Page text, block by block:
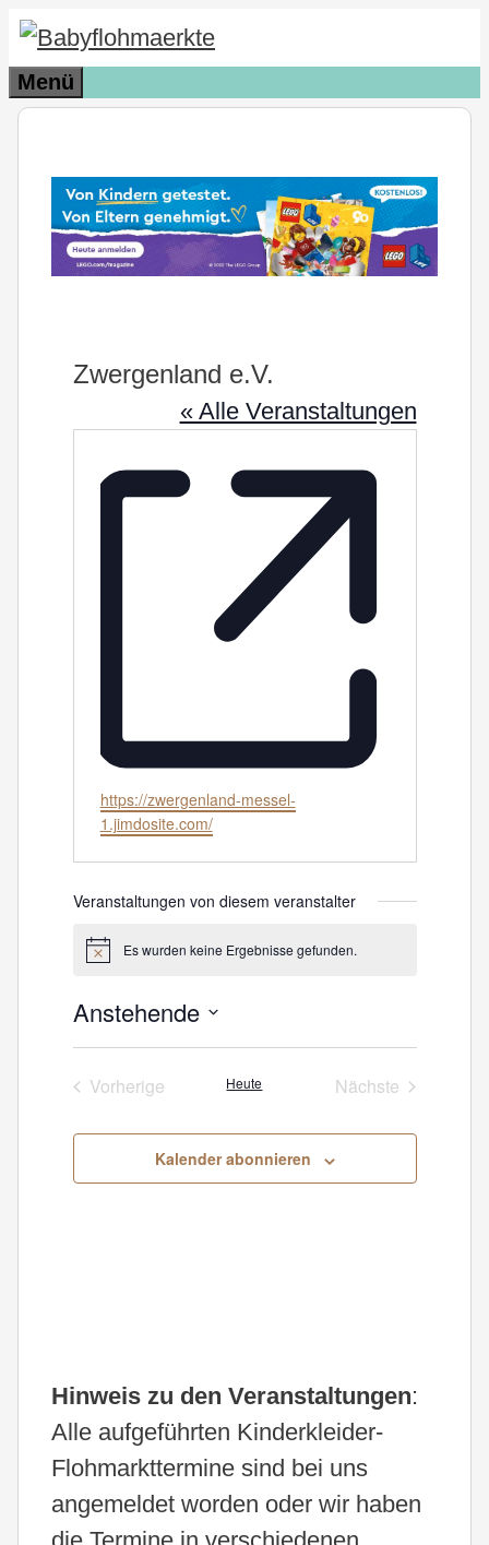
Zum
Inhalt
springen
Menü
Zwergenland e.V.
« Alle Veranstaltungen
Webseite
https://zwergenland-messel-
1.jimdosite.com/
Veranstaltungen von diesem veranstalter
HinweisEs wurden keine Ergebnisse gefunden.
Anstehende
Datum
wählen.
Vorherige
Heute
Nächste
Kalender abonnieren
Hinweis zu den Veranstaltungen:
Alle aufgeführten Kinderkleider-
Flohmarkttermine sind bei uns
angemeldet worden oder wir haben